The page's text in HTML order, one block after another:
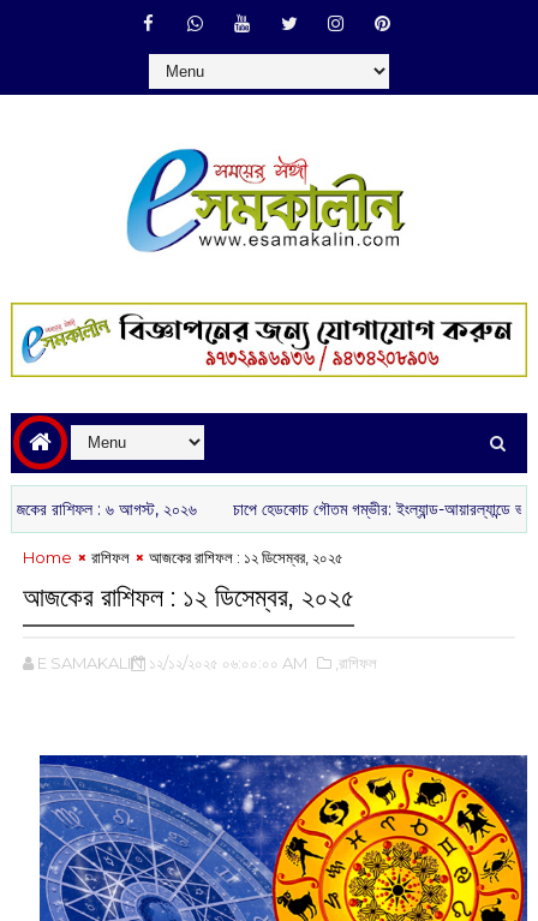
রাশিফল :‌ ‌‌৬ আগস্ট, ২০২৬ চাপে হেডকোচ গৌতম গম্ভীর: ইংল্যান্ড-আয়ারল্যান্ডে ভরাডুবির
Home রাশিফল আজকের রাশিফল :‌ ১২ ডিসেম্বর, ২০২৫
আজকের রাশিফল :‌ ১২ ডিসেম্বর, ২০২৫
E SAMAKALIN ১২/১২/২০২৫ ০৬:০০:০০ AM ,রাশিফল